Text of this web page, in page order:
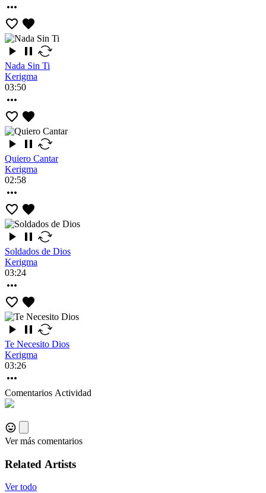
Nada Sin Ti
Kerigma
03:50
Quiero Cantar
Kerigma
02:58
Soldados de Dios
Kerigma
03:24
Te Necesito Dios
Kerigma
03:26
Comentarios Actividad
Ver más comentarios
Related Artists
Ver todo